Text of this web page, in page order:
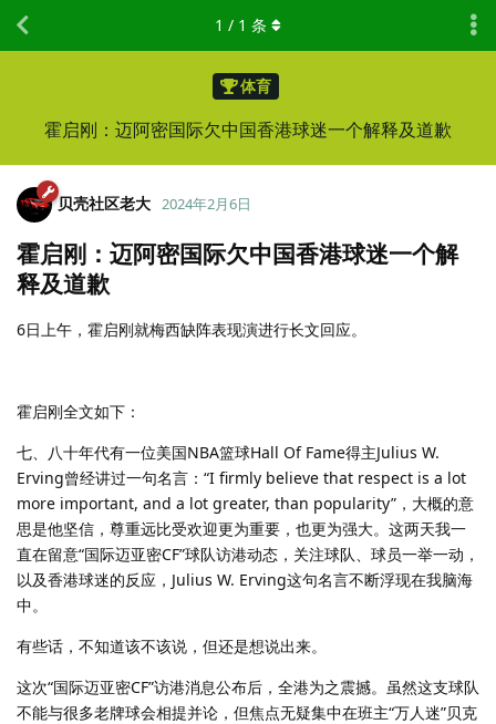
体育
霍启刚：迈阿密国际欠中国香港球迷一个解释及道歉
1 / 1 条
贝壳社区老大 2024年2月6日
霍启刚：迈阿密国际欠中国香港球迷一个解
释及道歉
6日上午，霍启刚就梅西缺阵表现演进行长文回应。
霍启刚全文如下：
七、八十年代有一位美国NBA篮球Hall Of Fame得主Julius W.
Erving曾经讲过一句名言：“I firmly believe that respect is a lot
more important, and a lot greater, than popularity”，大概的意
思是他坚信，尊重远比受欢迎更为重要，也更为强大。这两天我一
直在留意“国际迈亚密CF”球队访港动态，关注球队、球员一举一动，
以及香港球迷的反应，Julius W. Erving这句名言不断浮现在我脑海
中。
有些话，不知道该不该说，但还是想说出来。
这次“国际迈亚密CF”访港消息公布后，全港为之震撼。虽然这支球队
不能与很多老牌球会相提并论，但焦点无疑集中在班主“万人迷”贝克